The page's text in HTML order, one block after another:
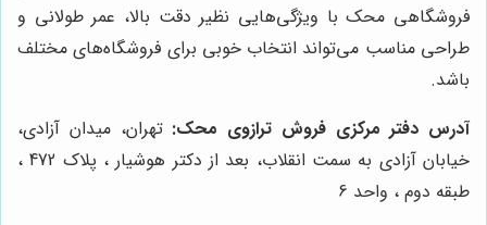
فروشگاهی محک با ویژگی‌هایی نظیر دقت بالا، عمر طولانی و
طراحی مناسب می‌تواند انتخاب خوبی برای فروشگاه‌های مختلف
باشد.
آدرس دفتر مرکزی فروش ترازوی محک: تهران، میدان آزادی،
خیابان آزادی به سمت انقلاب، بعد از دکتر هوشیار ، پلاک 472 ،
طبقه دوم ، واحد 6